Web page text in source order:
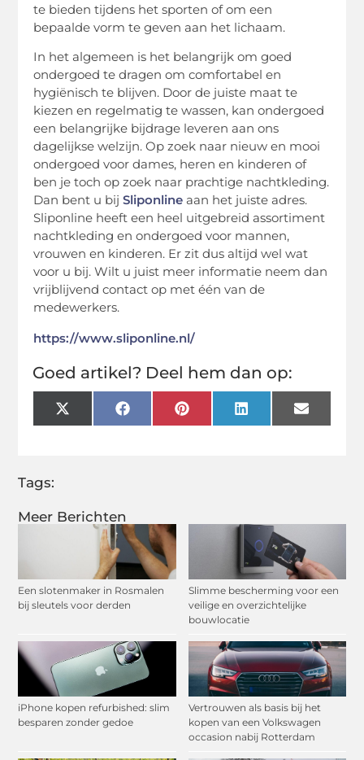
Meer Berichten
Een slotenmaker in Rosmalen
bij sleutels voor derden
Slimme bescherming voor een
veilige en overzichtelijke
bouwlocatie
iPhone kopen refurbished: slim
besparen zonder gedoe
Vertrouwen als basis bij het
kopen van een Volkswagen
occasion nabij Rotterdam
te bieden tijdens het sporten of om een
bepaalde vorm te geven aan het lichaam.
In het algemeen is het belangrijk om goed
ondergoed te dragen om comfortabel en
hygiënisch te blijven. Door de juiste maat te
kiezen en regelmatig te wassen, kan ondergoed
een belangrijke bijdrage leveren aan ons
dagelijkse welzijn. Op zoek naar nieuw en mooi
ondergoed voor dames, heren en kinderen of
ben je toch op zoek naar prachtige nachtkleding.
Dan bent u bijSliponline aan het juiste adres.
Sliponline heeft een heel uitgebreid assortiment
nachtkleding en ondergoed voor mannen,
vrouwen en kinderen. Er zit dus altijd wel wat
voor u bij. Wilt u juist meer informatie neem dan
vrijblijvend contact op met één van de
medewerkers.
https://www.sliponline.nl/
Goed artikel? Deel hem dan op:
X
(Twitter)
FacebookPinterestLinkedInEmail
Tags: